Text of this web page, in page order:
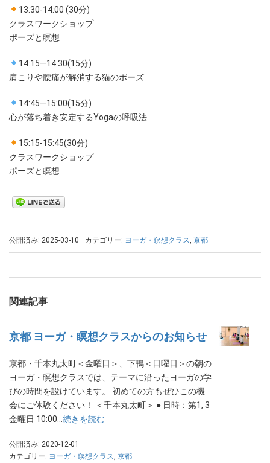
13:30-14:00 (30分)
クラスワークショップ
ポーズと瞑想
14:15—14:30(15分)
肩こりや腰痛が解消する猫のポーズ
14:45—15:00(15分)
心が落ち着き安定するYogaの呼吸法
15:15-15:45(30分)
クラスワークショップ
ポーズと瞑想
公開済み: 2025-03-10 カテゴリー: ヨーガ・瞑想クラス, 京都
関連記事
京都 ヨーガ・瞑想クラスからのお知らせ
京都・千本丸太町＜金曜日＞、下鴨＜日曜日＞の朝の
ヨーガ・瞑想クラスでは、テーマに沿ったヨーガの学
びの時間を設けています。 初めての方もぜひこの機
会にご体験ください！ ＜千本丸太町＞ ● 日時：第1, 3
金曜日 10:00… 続きを読む
公開済み: 2020-12-01
カテゴリー: ヨーガ・瞑想クラス, 京都